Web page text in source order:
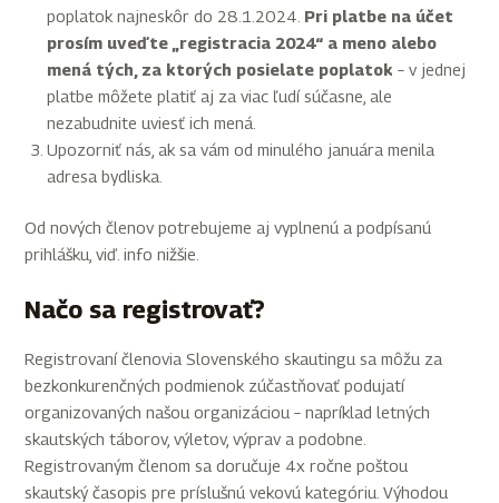
poplatok najneskôr do 28.1.2024. Pri platbe na účet
prosím uveďte „registracia 2024“ a meno alebo
mená tých, za ktorých posielate poplatok – v jednej
platbe môžete platiť aj za viac ľudí súčasne, ale
nezabudnite uviesť ich mená.
Upozorniť nás, ak sa vám od minulého januára menila
adresa bydliska.
Od nových členov potrebujeme aj vyplnenú a podpísanú
prihlášku, viď. info nižšie.
Načo sa registrovať?
Registrovaní členovia Slovenského skautingu sa môžu za
bezkonkurenčných podmienok zúčastňovať podujatí
organizovaných našou organizáciou – napríklad letných
skautských táborov, výletov, výprav a podobne.
Registrovaným členom sa doručuje 4x ročne poštou
skautský časopis pre príslušnú vekovú kategóriu. Výhodou